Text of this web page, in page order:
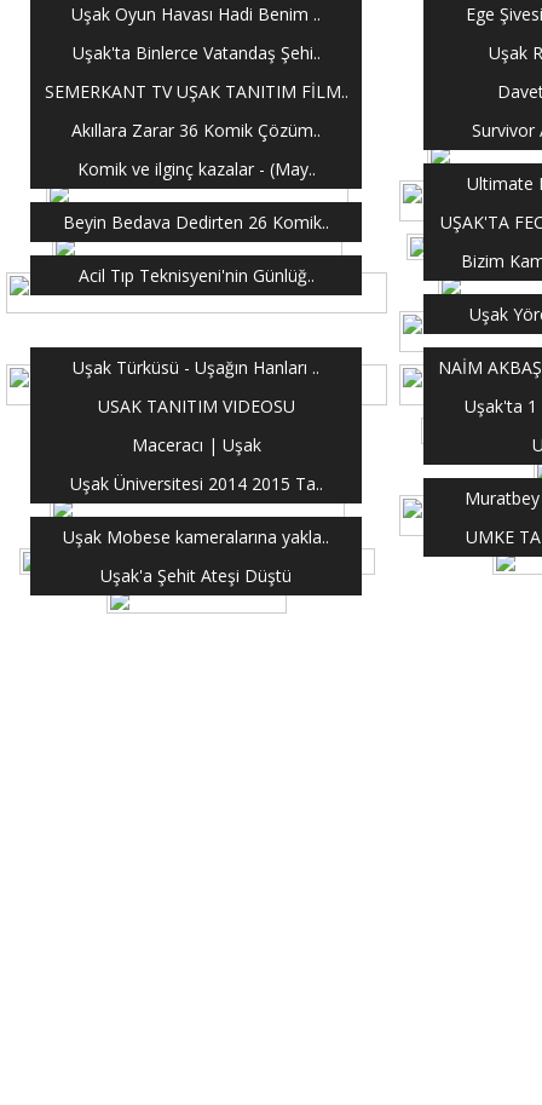
Uşak Oyun Havası Hadi Benim ..
Ege
Uşak'ta Binlerce Vatandaş Şehi..
Uşak
SEMERKANT TV UŞAK TANITIM FİLM..
Akıllara Zarar 36 Komik Çözüm..
Survivor
Komik ve ilginç kazalar - (May..
Ultimate
Beyin Bedava Dedirten 26 Komik..
UŞAK'TA
Acil Tıp Teknisyeni'nin Günlüğ..
Bizim
Uşak
Uşak Türküsü - Uşağın Hanları ..
NAİM
USAK TANITIM VIDEOSU
Uşak'ta 1
Maceracı | Uşak
Uşak Üniversitesi 2014 2015 Ta..
Uşak Mobese kameralarına yakla..
UMKE
Uşak'a Şehit Ateşi Düştü